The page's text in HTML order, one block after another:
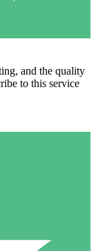
and the quality
to this service